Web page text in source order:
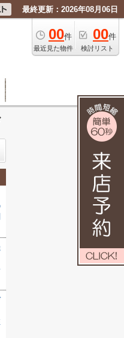
最終更新：2026年08月06日
00件
最近見た物件
00件
検討リスト